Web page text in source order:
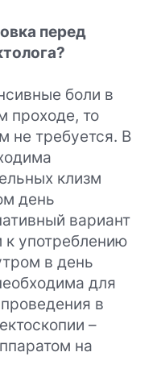
перед
боли в
проходе, то
не требуется. В
клизм
день
вариант
к употреблению
в день
для
в
–
на